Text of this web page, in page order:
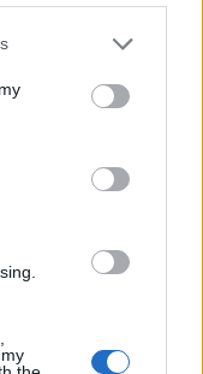
or more Google
You may click to
party tags to
in below Google
να έχουν τρία ή
και να
μέσω του